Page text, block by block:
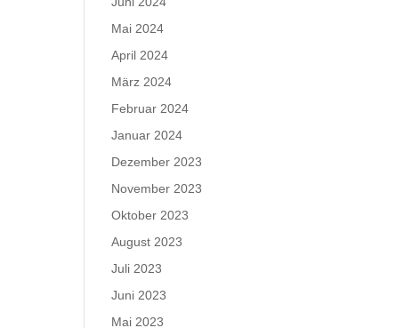
Mai 2024
April 2024
März 2024
Februar 2024
Januar 2024
Dezember 2023
November 2023
Oktober 2023
August 2023
Juli 2023
Juni 2023
Mai 2023